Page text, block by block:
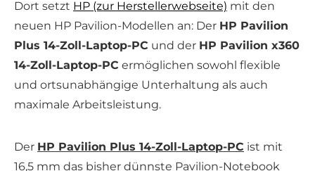
Dort setzt HP (zur Herstellerwebseite) mit den
neuen HP Pavilion-Modellen an: Der HP Pavilion
Plus 14-Zoll-Laptop-PC und der HP Pavilion x360
14-Zoll-Laptop-PC ermöglichen sowohl flexible
und ortsunabhängige Unterhaltung als auch
maximale Arbeitsleistung.
Der HP Pavilion Plus 14-Zoll-Laptop-PC ist mit
16,5 mm das bisher dünnste Pavilion-Notebook